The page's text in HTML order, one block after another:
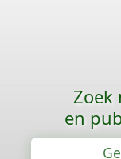
Zoek
en